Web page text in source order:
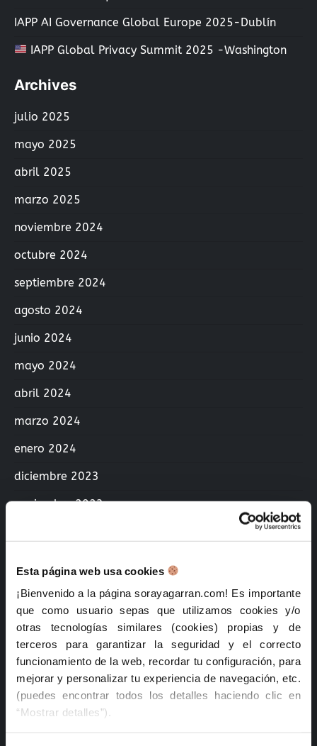
Esta página web usa cookies
¡Bienvenido a la página sorayagarran.com! Es importante
que como usuario sepas que utilizamos cookies y/o
otras tecnologías similares (cookies) propias y de
terceros para garantizar la seguridad y el correcto
funcionamiento de la web, recordar tu configuración, para
mejorar y personalizar tu experiencia de navegación, etc.
(puedes encontrar todos los detalles haciendo clic en
“Mostrar detalles”).
IAPP AI Governance Global Europe 2025-Dublín
IAPP Global Privacy Summit 2025 -Washington
Archives
julio 2025
mayo 2025
abril 2025
marzo 2025
noviembre 2024
octubre 2024
septiembre 2024
agosto 2024
junio 2024
mayo 2024
abril 2024
marzo 2024
enero 2024
diciembre 2023
noviembre 2023
diciembre 2022
junio 2022
febrero 2022
junio 2021
febrero 2021